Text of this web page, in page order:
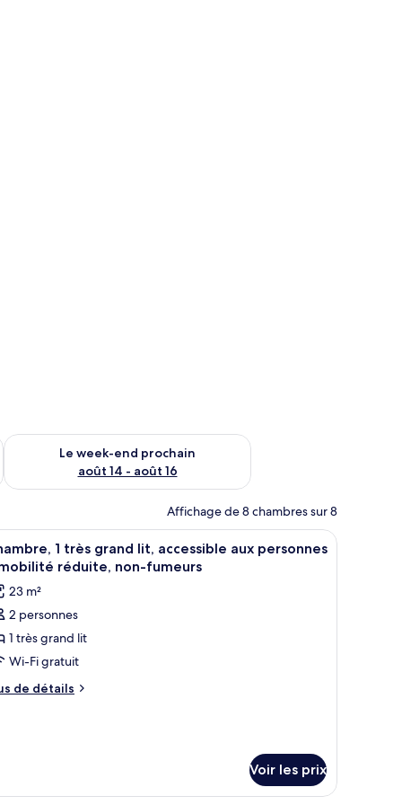
août 7 - août 9
Le week-end prochain
août 14 - août 16
Vérifier la disponibilité pour le week-end prochain août 14 -
Affichage de 8 chambres sur 8
de chevet, des lampes et une chaise.Une chambre d’hôtel avec un lit, des tables
1
1 très grand lit, accessible aux personnes
réduite, non-fumeurs
23 m²
2 personnes
1 très grand lit
Wi-Fi gratuit
de détails
Voir les prix